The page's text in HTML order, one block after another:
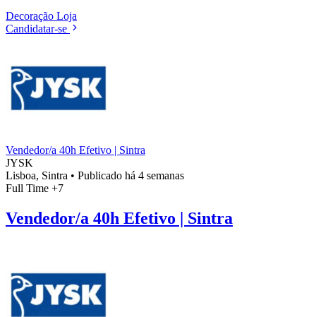
Decoração Loja
Candidatar-se
Vendedor/a 40h Efetivo | Sintra
JYSK
Lisboa, Sintra • Publicado há 4 semanas
Full Time +7
Vendedor/a 40h Efetivo | Sintra